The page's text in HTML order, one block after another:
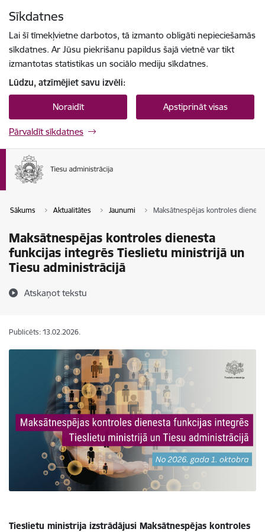
Sīkdatnes
Lai šī tīmekļvietne darbotos, tā izmanto obligāti nepieciešamās
sīkdatnes. Ar Jūsu piekrišanu papildus šajā vietnē var tikt
izmantotas statistikas un sociālo mediju sīkdatnes.
Lūdzu, atzīmējiet savu izvēli:
Noraidīt Apstiprināt visas
Pārvaldīt sīkdatnes
Sākums Aktualitātes Jaunumi Maksātnespējas kontroles
Maksātnespējas kontroles dienesta
funkcijas integrēs Tieslietu ministrijā un
Tiesu administrācijā
Atskaņot tekstu
Publicēts: 13.02.2026.
Tieslietu ministrija izstrādājusi Maksātnespējas kontroles